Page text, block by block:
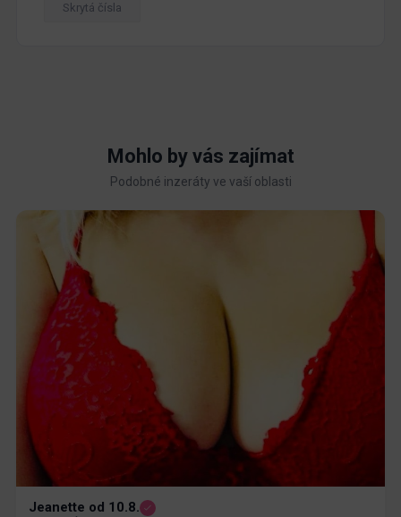
Skrytá čísla
Mohlo by vás zajímat
Podobné inzeráty ve vaší oblasti
Jeanette od 10.8.